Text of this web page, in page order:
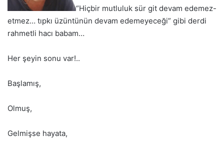
“Hiçbir mutluluk sür git devam edemez-
etmez… tıpkı üzüntünün devam edemeyeceği” gibi derdi
rahmetli hacı babam…
Her şeyin sonu var!..
Başlamış,
Olmuş,
Gelmişse hayata,